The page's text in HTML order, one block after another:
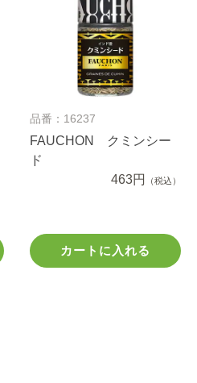
品番：16237
FAUCHON クミンシー
ド
463円
（税込）
カートに入れる